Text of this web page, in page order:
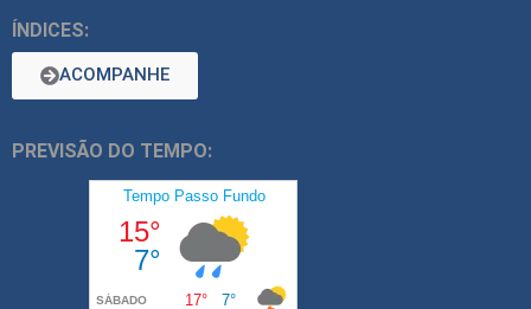
ÍNDICES:
ACOMPANHE
PREVISÃO DO TEMPO: